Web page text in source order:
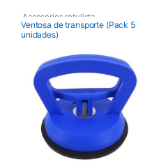
Accesorios rotulista
Ventosa de transporte (Pack 5
unidades)